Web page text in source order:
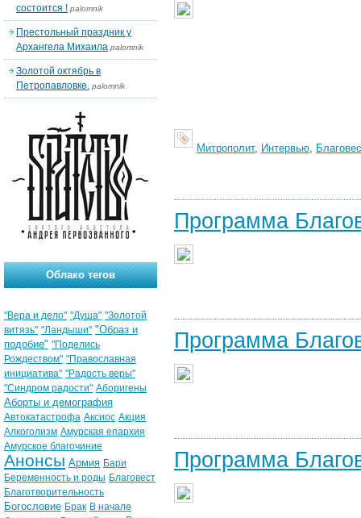
Митрополит, Интервью,
Программа
Программа
Программа
состоится ! palomnik
Престольный праздник у
Архангела Михаила palomnik
Золотой октябрь в
Петропавловке. palomnik
Облако тегов
"Вера и дело" "Душа" "Золотой
витязь" "Ландыши" "Образ и
подобие" "Поделись
Рождеством" "Православная
инициатива" "Радость веры"
"Синдром радости" Аборигены
Аборты и демография
Автокатастрофа Аксиос Акция
Алкоголизм Амурская епархия
Амурское благочиние
Анонсы Армия Бари
Беременность и роды Благовест
Благотворительность
Богословие Брак В начале